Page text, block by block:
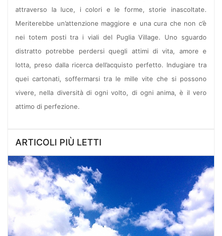
attraverso la luce, i colori e le forme, storie inascoltate.
Meriterebbe un’attenzione maggiore e una cura che non c’è
nei totem posti tra i viali del Puglia Village. Uno sguardo
distratto potrebbe perdersi quegli attimi di vita, amore e
lotta, preso dalla ricerca dell’acquisto perfetto. Indugiare tra
quei cartonati, soffermarsi tra le mille vite che si possono
vivere, nella diversità di ogni volto, di ogni anima, è il vero
attimo di perfezione.
ARTICOLI PIÙ LETTI